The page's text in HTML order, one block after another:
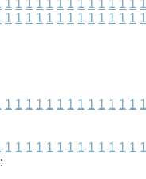
1 1 1 1 1 1 1 1 1 1 1 1 1 1
1 1 1 1 1 1 1 1 1 1 1 1 1 1
1 1 1 1 1 1 1 1 1 1 1 1 1 1
1 1 1 1 1 1 1 1 1 1 1 1 1 1